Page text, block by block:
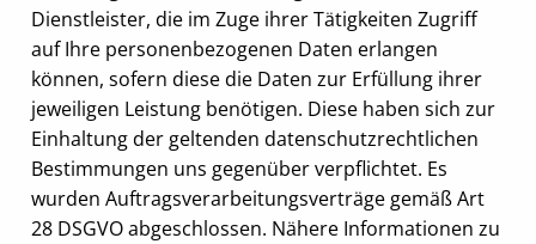
Dienstleister, die im Zuge ihrer Tätigkeiten Zugriff
auf Ihre personenbezogenen Daten erlangen
können, sofern diese die Daten zur Erfüllung ihrer
jeweiligen Leistung benötigen. Diese haben sich zur
Einhaltung der geltenden datenschutzrechtlichen
Bestimmungen uns gegenüber verpflichtet. Es
wurden Auftragsverarbeitungsverträge gemäß Art
28 DSGVO abgeschlossen. Nähere Informationen zu